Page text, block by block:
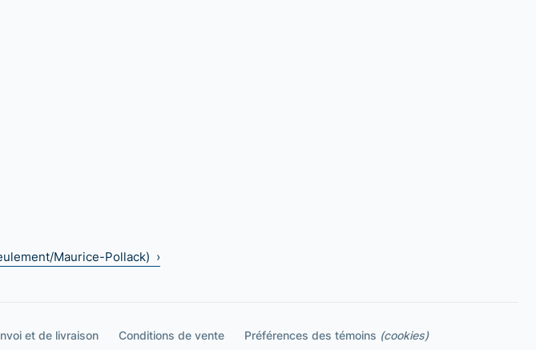
Maurice-Pollack) ›
et de livraison Conditions de vente Préférences des témoins (cookies)